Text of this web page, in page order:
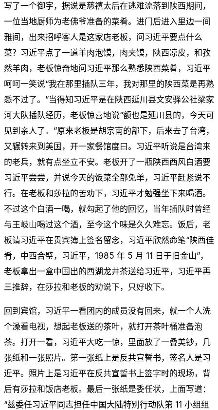
写了一个御字，据说是慈禧太后在逃难流落到陕西期间，
一位当地厨师为老佛爷准备的菜肴。进门后进入里边一间
雅间，出来招呼客人是这家店老板，问习近平要点什么
菜？习近平点了一道羊肉泡馍，肉夹馍，陕西凉皮，和孜
然羊肉，老板惊奇地问习近平那么熟悉陕西菜肴，习近平
呵呵一笑说“我在那里插队三年，我对那里的陕西菜是再熟
悉不过了。”当得知习近平是在陕西延川县文安驿公社梁家
河大队插队经历，老板惊喜地说“额也是延川县的，今天可
见到亲人了。”原来老板是胡宗南的部下，后来去了台湾，
又辗转来到美国，开一家餐馆度曰。习近平听说是台湾来
的老兵，就有点坐立不安。老板开了一瓶陕西西风白酒要
习近平尝尝，并说今天的饭菜全部免单，习近平赶紧说不
行。在老板和莎拉的苦劝下，习近平才勉强坐下来喝酒。
不过这个白酒一喝，就勾起了他的回忆，当年插队时曾经
与王岐山喝过这个酒，至今这个味是久久难忘。饭后，老
板请习近平在贵宾簿上签名留念，习近平欣然命笔“陕西佳
肴，中西合璧，习近平，1985 年 5 月 11 日于旧金山”，
老板拿出一盒中国出的西湖龙井茶送给习近平，习近平再
三推辞，在莎拉和老板的劝说下，只好收下。
回到宾馆，习近平一看团内的成员没有回来，就一个人洗
个澡看电视，想起老板送的茶叶，就打开茶叶桶准备泡
茶。打开一看，习近平大吃一惊，里面放了一叠美钞，几
张纸和一张照片。第一张纸上是反共宣誓书，签名人是习
近平。照片上是习近平在反共宣誓书上签字时的现场，背
后有莎拉和饭店老板。最后一张纸是委任状，上面写道：
“兹委任习近平同志担任中国大陆特别行动队第 11 小组组